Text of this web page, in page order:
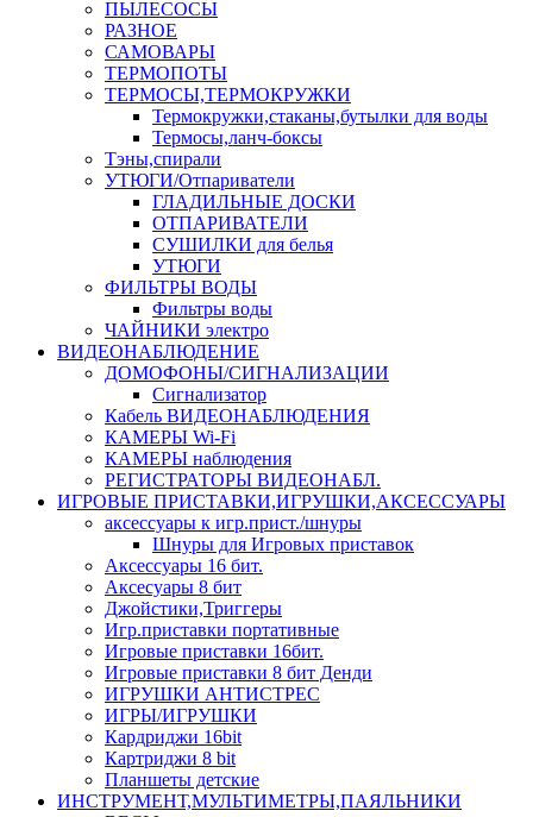
ПЫЛЕСОСЫ
РАЗНОЕ
САМОВАРЫ
ТЕРМОПОТЫ
ТЕРМОСЫ,ТЕРМОКРУЖКИ
Термокружки,стаканы,бутылки для воды
Термосы,ланч-боксы
Тэны,спирали
УТЮГИ/Отпариватели
ГЛАДИЛЬНЫЕ ДОСКИ
ОТПАРИВАТЕЛИ
СУШИЛКИ для белья
УТЮГИ
ФИЛЬТРЫ ВОДЫ
Фильтры воды
ЧАЙНИКИ электро
ВИДЕОНАБЛЮДЕНИЕ
ДОМОФОНЫ/СИГНАЛИЗАЦИИ
Сигнализатор
Кабель ВИДЕОНАБЛЮДЕНИЯ
КАМЕРЫ Wi-Fi
КАМЕРЫ наблюдения
РЕГИСТРАТОРЫ ВИДЕОНАБЛ.
ИГРОВЫЕ ПРИСТАВКИ,ИГРУШКИ,АКСЕССУАРЫ
аксесcуары к игр.прист./шнуры
Шнуры для Игровых приставок
Аксессуары 16 бит.
Аксесуары 8 бит
Джойстики,Триггеры
Игр.приставки портативные
Игровые приставки 16бит.
Игровые приставки 8 бит Денди
ИГРУШКИ АНТИСТРЕС
ИГРЫ/ИГРУШКИ
Кардриджи 16bit
Картриджи 8 bit
Планшеты детские
ИНСТРУМЕНТ,МУЛЬТИМЕТРЫ,ПАЯЛЬНИКИ